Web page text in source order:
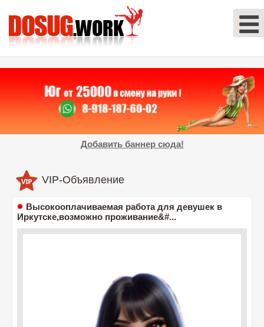
Добавить баннер сюда!
VIP-Объявление
Высокооплачиваемая работа для девушек в
Иркутске,возможно проживание&#...